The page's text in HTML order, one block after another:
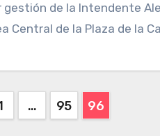
Central de la Plaza de la
… 95 96